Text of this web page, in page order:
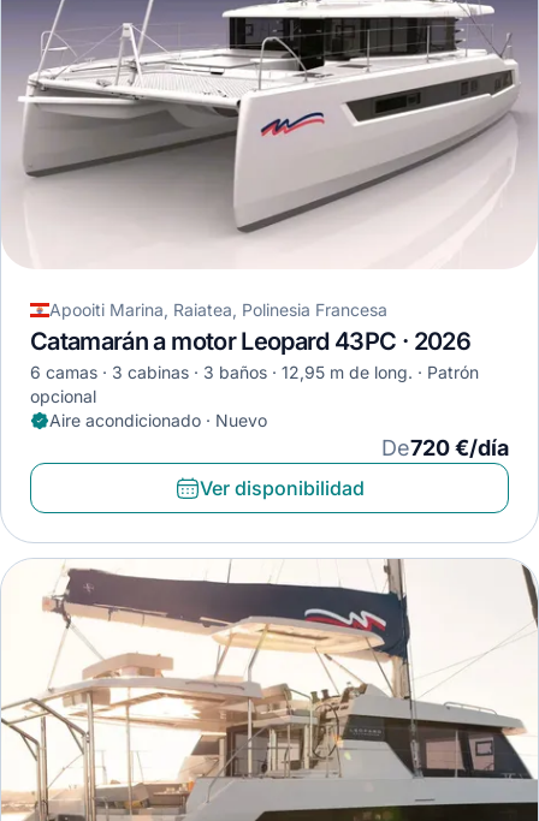
Apooiti Marina, Raiatea, Polinesia Francesa
Catamarán a motor Leopard 43PC · 2026
6 camas 3 cabinas 3 baños 12,95 m de long.
Patrón
opcional
Aire acondicionado · Nuevo
De720 €/día
Ver disponibilidad